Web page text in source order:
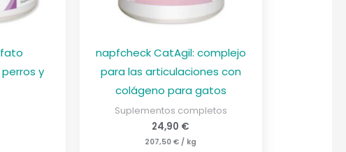
y
napfcheck CatAgil: complejo
para las articulaciones con
colágeno para gatos
Suplementos completos
24,90 €
207,50€ / kg